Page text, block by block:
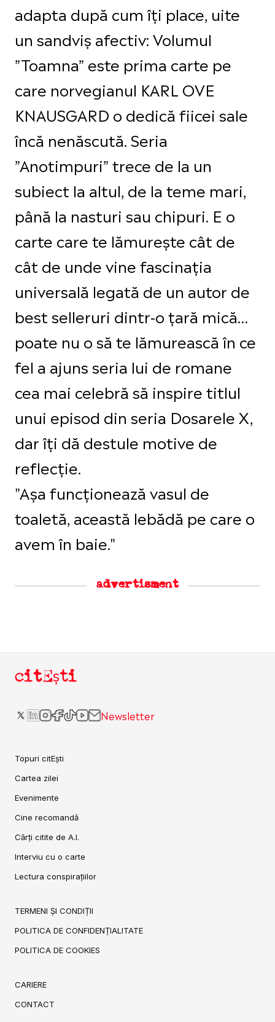
adapta după cum îți place, uite
un sandviș afectiv: Volumul
”Toamna” este prima carte pe
care norvegianul KARL OVE
KNAUSGARD o dedică fiicei sale
încă nenăscută. Seria
”Anotimpuri” trece de la un
subiect la altul, de la teme mari,
până la nasturi sau chipuri. E o
carte care te lămurește cât de
cât de unde vine fascinația
universală legată de un autor de
best selleruri dintr-o țară mică…
poate nu o să te lămurească în ce
fel a ajuns seria lui de romane
cea mai celebră să inspire titlul
unui episod din seria Dosarele X,
dar îți dă destule motive de
reflecție.
"Așa funcționează vasul de
toaletă, această lebădă pe care o
avem în baie."
advertisment
citEști
Newsletter
Topuri citEști
Cartea zilei
Evenimente
Cine recomandă
Cărți citite de A.I.
Interviu cu o carte
Lectura conspirațiilor
TERMENI ȘI CONDIȚII
POLITICA DE CONFIDENȚIALITATE
POLITICA DE COOKIES
CARIERE
CONTACT